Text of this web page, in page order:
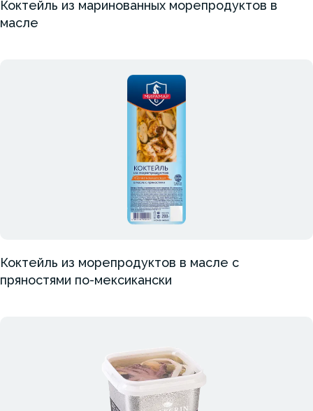
Коктейль из маринованных морепродуктов в
масле
Коктейль из морепродуктов в масле с
пряностями по-мексикански